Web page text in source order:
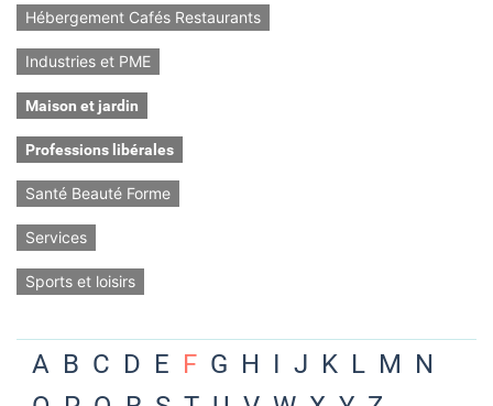
Hébergement Cafés Restaurants
Industries et PME
Maison et jardin
Professions libérales
Santé Beauté Forme
Services
Sports et loisirs
A B C D E F G H I J K L M N